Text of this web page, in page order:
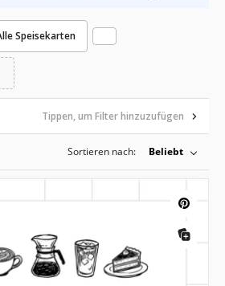
Speisekarten
Tippen, um Filter hinzuzufügen
Sortieren nach: Beliebt